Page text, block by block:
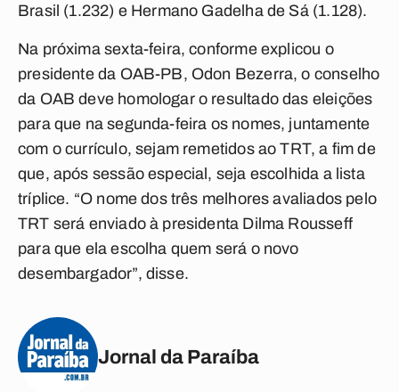
Brasil (1.232) e Hermano Gadelha de Sá (1.128).
Na próxima sexta-feira, conforme explicou o
presidente da OAB-PB, Odon Bezerra, o conselho
da OAB deve homologar o resultado das eleições
para que na segunda-feira os nomes, juntamente
com o currículo, sejam remetidos ao TRT, a fim de
que, após sessão especial, seja escolhida a lista
tríplice. “O nome dos três melhores avaliados pelo
TRT será enviado à presidenta Dilma Rousseff
para que ela escolha quem será o novo
desembargador”, disse.
Jornal da Paraíba